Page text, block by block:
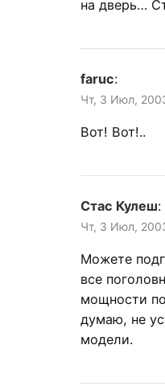
на дверь…
faruc:
Чт, 3 Июл,
Вот! Вот!..
Стас Кулеш:
Чт, 3 Июл,
Можете
все
мощности
думаю, не
модели.